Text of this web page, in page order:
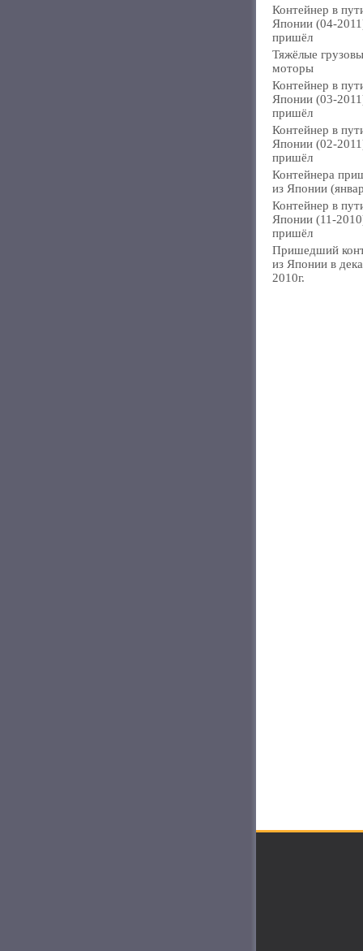
Контейнер в
Японии (04-
пришёл
Тяжёлые
моторы
Контейнер в
Японии (03-
пришёл
Контейнер в
Японии (02-
пришёл
Контейнера
из Японии
Контейнер в
Японии (11-
пришёл
Пришедший
из Японии в
2010г.